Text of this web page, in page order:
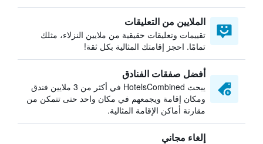
الملايين من التعليقات
تقييمات وتعليقات حقيقية من ملايين النزلاء، مثلك
تمامًا. احجز إقامتك المثالية بكل ثقة!
أفضل صفقات الفنادق
يبحث HotelsCombined في أكثر من 3 ملايين فندق
ومكان إقامة ويجمعهم في مكان واحد حتى تتمكن من
مقارنة أماكن الإقامة المثالية.
إلغاء مجاني